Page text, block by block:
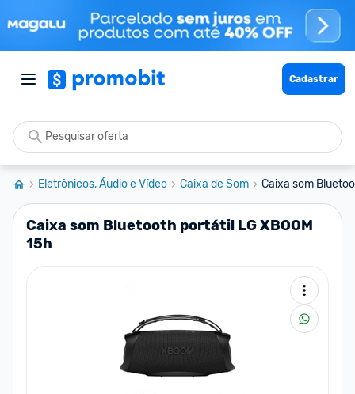
Cadastrar
Eletrônicos, Áudio e Vídeo Caixa de Som Caixa som
Caixa som Bluetooth portátil LG XBOOM
15h